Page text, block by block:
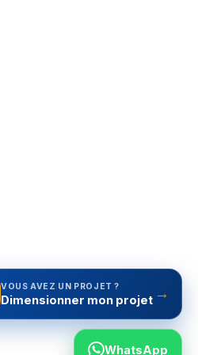
VOUS AVEZ UN PROJET ? →
WhatsApp